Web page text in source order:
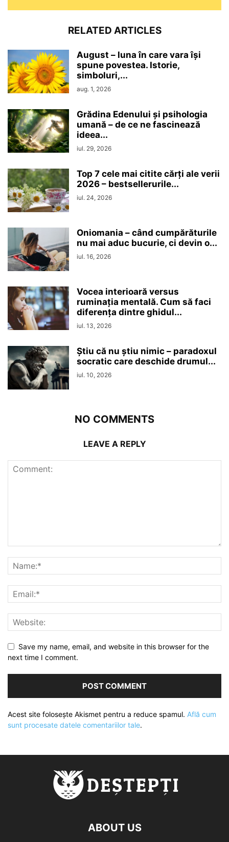
RELATED ARTICLES
August – luna în care vara își
spune povestea. Istorie,
simboluri,...
aug. 1, 2026
Grădina Edenului și psihologia
umană – de ce ne fascinează
ideea...
iul. 29, 2026
Top 7 cele mai citite cărți ale verii
2026 – bestsellerurile...
iul. 24, 2026
Oniomania – când cumpărăturile
nu mai aduc bucurie, ci devin o...
iul. 16, 2026
Vocea interioară versus
ruminaţia mentală. Cum să faci
diferența dintre ghidul...
iul. 13, 2026
Ştiu că nu ştiu nimic – paradoxul
socratic care deschide drumul...
iul. 10, 2026
NO COMMENTS
LEAVE A REPLY
Save my name, email, and website in this browser for the
next time I comment.
Acest site folosește Akismet pentru a reduce spamul. Află cum
sunt procesate datele comentariilor tale.
ABOUT US